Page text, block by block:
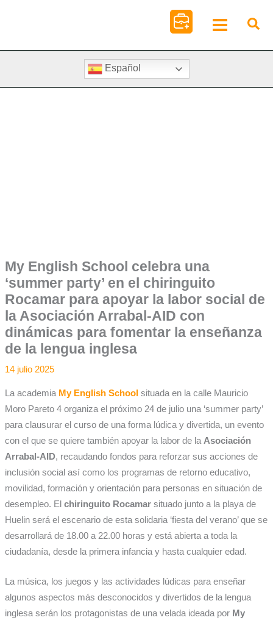
Español
My English School celebra una
‘summer party’ en el chiringuito
Rocamar para apoyar la labor social de
la Asociación Arrabal-AID con
dinámicas para fomentar la enseñanza
de la lengua inglesa
14 julio 2025
La academia My English School situada en la calle Mauricio
Moro Pareto 4 organiza el próximo 24 de julio una ‘summer party’
para clausurar el curso de una forma lúdica y divertida, un evento
con el que se quiere también apoyar la labor de la Asociación
Arrabal-AID, recaudando fondos para reforzar sus acciones de
inclusión social así como los programas de retorno educativo,
movilidad, formación y orientación para personas en situación de
desempleo. El chiringuito Rocamarsituado junto a la playa de
Huelin será el escenario de esta solidaria ‘fiesta del verano’ que se
desarrollará de 18.00 a 22.00 horas y está abierta a toda la
ciudadanía, desde la primera infancia y hasta cualquier edad.
La música, los juegos y las actividades lúdicas para enseñar
algunos aspectos más desconocidos y divertidos de la lengua
inglesa serán los protagonistas de una velada ideada por My